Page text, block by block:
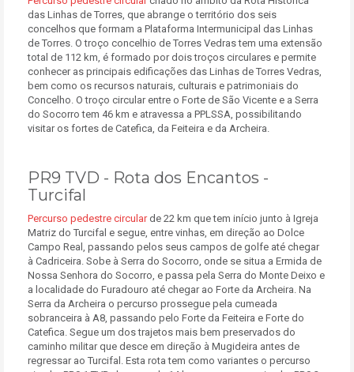
das Linhas de Torres, que abrange o território dos seis
concelhos que formam a Plataforma Intermunicipal das Linhas
de Torres. O troço concelhio de Torres Vedras tem uma extensão
total de 112 km, é formado por dois troços circulares e permite
conhecer as principais edificações das Linhas de Torres Vedras,
bem como os recursos naturais, culturais e patrimoniais do
Concelho. O troço circular entre o Forte de São Vicente e a Serra
do Socorro tem 46 km e atravessa a PPLSSA, possibilitando
visitar os fortes de Catefica, da Feiteira e da Archeira.
PR9 TVD - Rota dos Encantos -
Turcifal
Percurso pedestre circularde 22 km que tem início junto à Igreja
Matriz do Turcifal e segue, entre vinhas, em direção ao Dolce
Campo Real, passando pelos seus campos de golfe até chegar
à Cadriceira. Sobe à Serra do Socorro, onde se situa a Ermida de
Nossa Senhora do Socorro, e passa pela Serra do Monte Deixo e
a localidade do Furadouro até chegar ao Forte da Archeira. Na
Serra da Archeira o percurso prossegue pela cumeada
sobranceira à A8, passando pelo Forte da Feiteira e Forte do
Catefica. Segue um dos trajetos mais bem preservados do
caminho militar que desce em direção à Mugideira antes de
regressar ao Turcifal. Esta rota tem como variantes o percurso